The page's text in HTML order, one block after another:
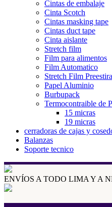
Cintas de embalaje
Cinta Scotch
Cintas masking tape
Cintas duct tape
Cinta aislante
Stretch film
Film para alimentos
Film Automatico
Stretch Film
Papel Aluminio
Burbupack
Termocontraible de
15 micras
19 micras
cerradoras de cajas y
Balanzas
Soporte tecnico
ENVÍOS A TODO LIMA Y A